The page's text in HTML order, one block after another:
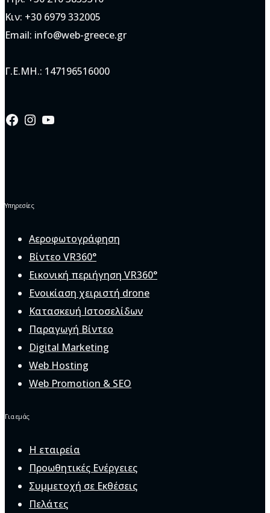
Κιν: +30 6979 332005
Email: info@web-greece.gr
Γ.Ε.ΜΗ.: 147196516000
Facebook
Instagram
YouTube
Υπηρεσίες
Αεροφωτογράφηση
Βίντεο VR360°
Εικονική περιήγηση VR360°
Ενοικίαση χειριστή drone
Κατασκευή Ιστοσελίδων
Παραγωγή Βίντεο
Digital Marketing
Web Hosting
Web Promotion & SEO
Για εμάς
Η εταιρεία
Προωθητικές Ενέργειες
Συμμετοχή σε Εκθέσεις
Πελάτες